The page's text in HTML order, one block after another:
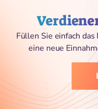
Füllen Sie einfach
eine neue